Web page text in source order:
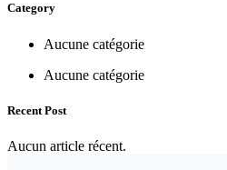
Category
Aucune catégorie
Aucune catégorie
Recent Post
Aucun article récent.